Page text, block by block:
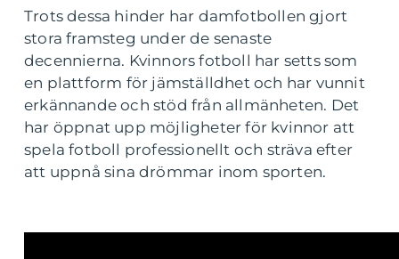
Trots dessa hinder har damfotbollen gjort
stora framsteg under de senaste
decennierna. Kvinnors fotboll har setts som
en plattform för jämställdhet och har vunnit
erkännande och stöd från allmänheten. Det
har öppnat upp möjligheter för kvinnor att
spela fotboll professionellt och sträva efter
att uppnå sina drömmar inom sporten.